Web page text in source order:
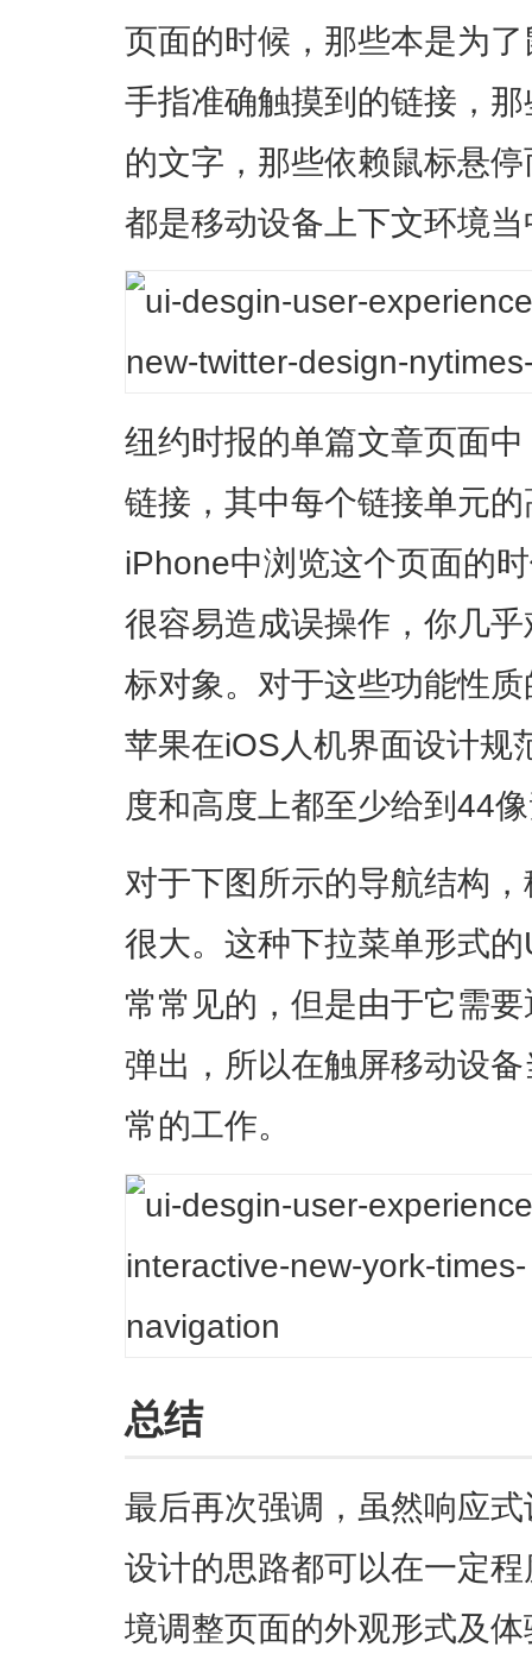
页面的时候，那些本是为
手指准确触摸到的链接，
的文字，那些依赖鼠标悬
都是移动设备上下文环境
纽约时报的单篇文章页面
链接，其中每个链接单元
iPhone中浏览这个页面的
很容易造成误操作，你几
标对象。对于这些功能性
苹果在iOS人机界面设计规
度和高度上都至少给到44
对于下图所示的导航结构
很大。这种下拉菜单形式
常常见的，但是由于它需
弹出，所以在触屏移动设
常的工作。
总结
最后再次强调，虽然响应
设计的思路都可以在一定
境调整页面的外观形式及